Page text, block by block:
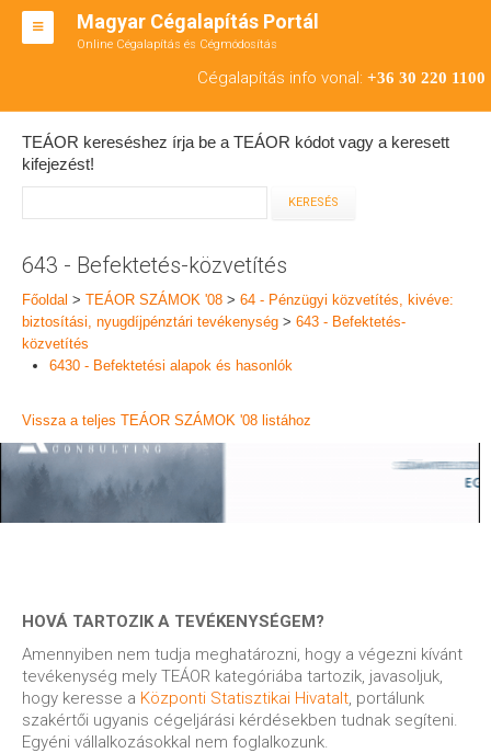
Magyar Cégalapítás Portál
Online Cégalapítás és Cégmódosítás
Cégalapítás info vonal: +36 30 220 1100
BT ALAPÍTÁS
RT ALAPÍTÁS
TEÁOR SZÁMOK '08
ENGEDÉLYKÖTELES
IRODÁK
TEÁOR kereséshez írja be a TEÁOR kódot vagy a keresett
kifejezést!
643 - Befektetés-közvetítés
Főoldal > TEÁOR SZÁMOK '08 > 64 - Pénzügyi közvetítés, kivéve:
biztosítási, nyugdíjpénztári tevékenység > 643 - Befektetés-
közvetítés
6430 - Befektetési alapok és hasonlók
Vissza a teljes TEÁOR SZÁMOK '08 listához
HOVÁ TARTOZIK A TEVÉKENYSÉGEM?
Amennyiben nem tudja meghatározni, hogy a végezni kívánt
tevékenység mely TEÁOR kategóriába tartozik, javasoljuk,
hogy keresse a Központi Statisztikai Hivatalt , portálunk
szakértői ugyanis cégeljárási kérdésekben tudnak segíteni.
Egyéni vállalkozásokkal nem foglalkozunk.